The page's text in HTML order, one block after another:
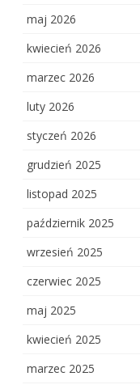
maj 2026
kwiecień 2026
marzec 2026
luty 2026
styczeń 2026
grudzień 2025
listopad 2025
październik 2025
wrzesień 2025
czerwiec 2025
maj 2025
kwiecień 2025
marzec 2025